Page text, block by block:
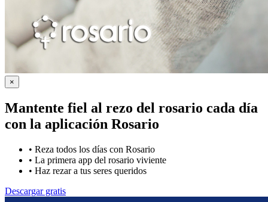
×
Mantente fiel al rezo del rosario cada día
con la aplicación Rosario
• Reza todos los días con Rosario
• La primera app del rosario viviente
• Haz rezar a tus seres queridos
Descargar gratis